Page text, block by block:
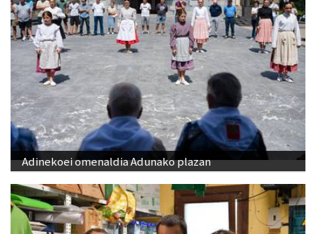
Adinekoei omenaldia Adunako plazan